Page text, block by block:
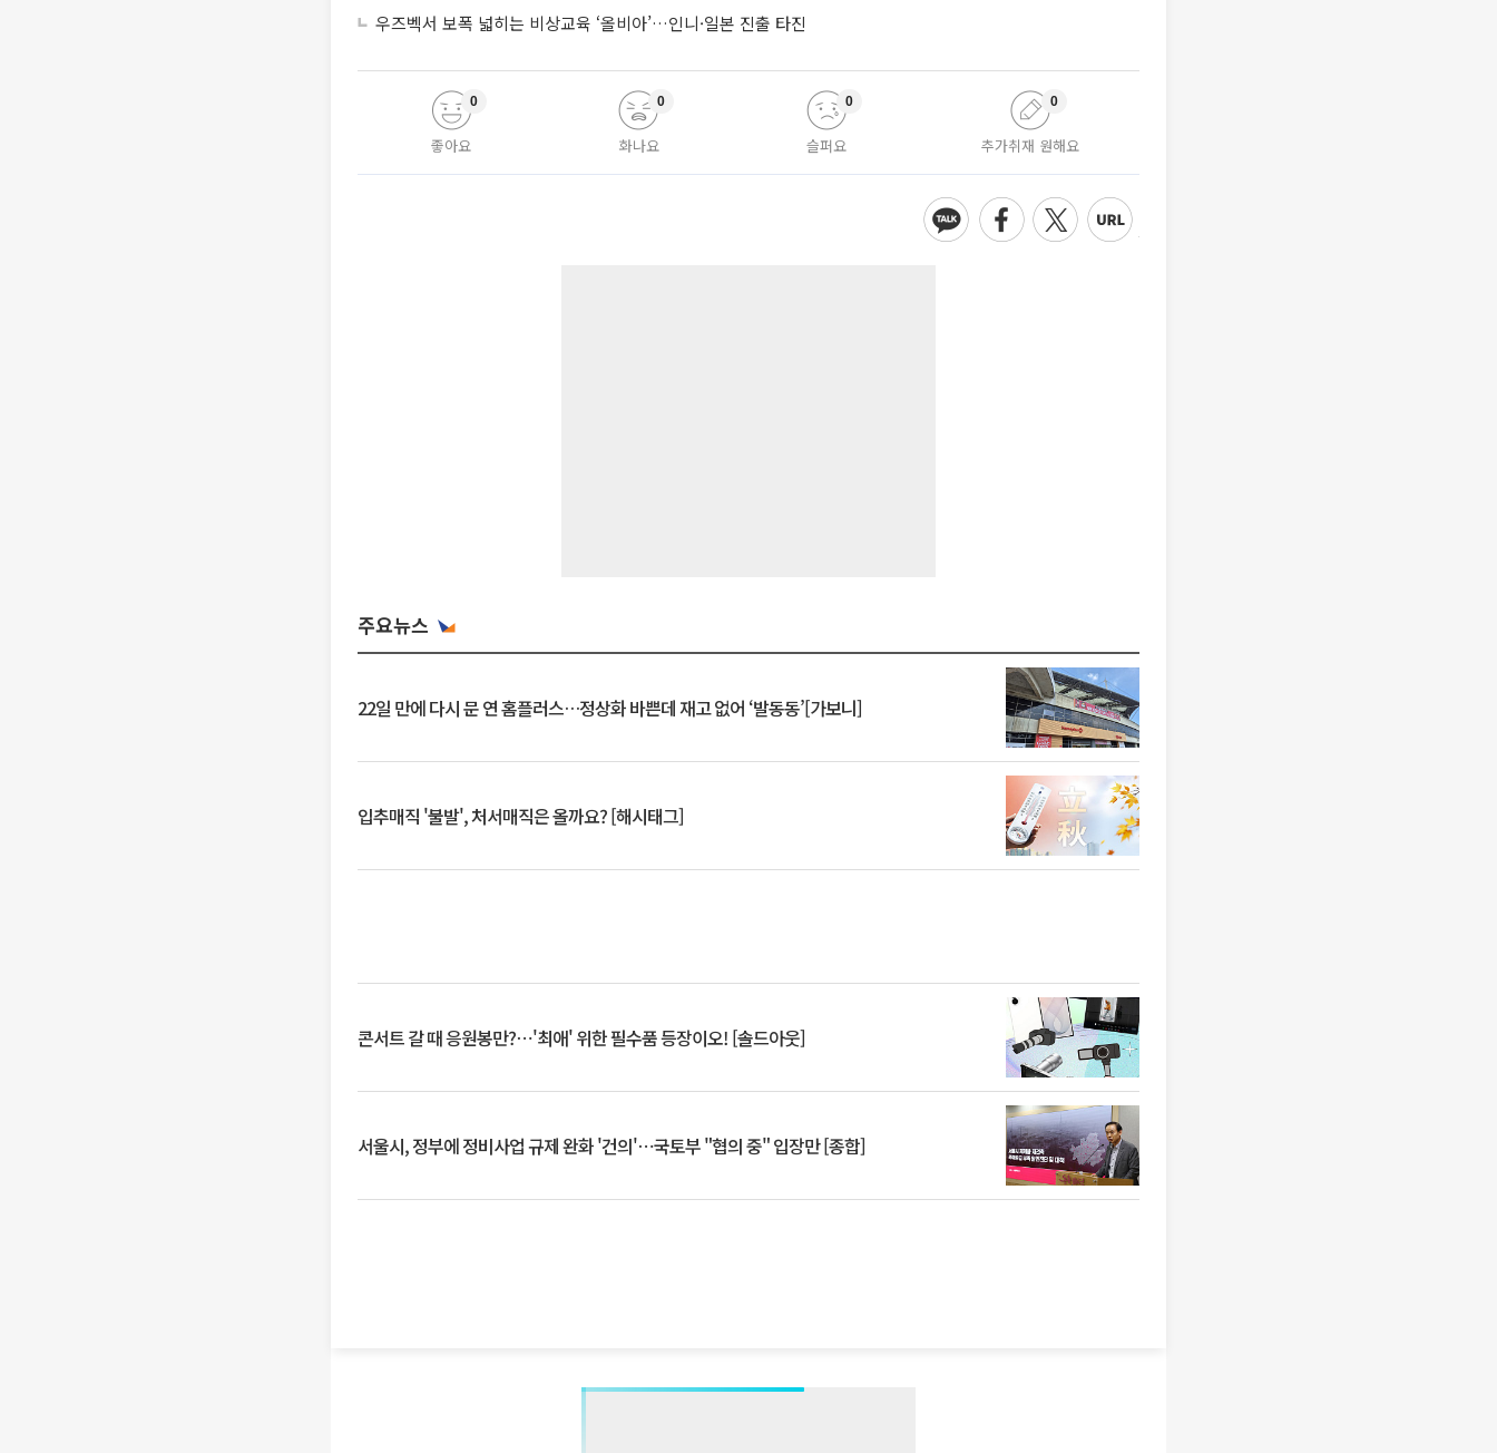
우즈벡서 보폭 넓히는 비상교육 ‘올비아’…인니·일본 진출 타진
좋아요
0
화나요
0
슬퍼요
0
추가취재 원해요
0
주요뉴스
22일 만에 다시 문 연 홈플러스…정상화 바쁜데 재고 없어 ‘발동동’[가보니]
입추매직 '불발', 처서매직은 올까요? [해시태그]
콘서트 갈 때 응원봉만?⋯'최애' 위한 필수품 등장이오! [솔드아웃]
서울시, 정부에 정비사업 규제 완화 '건의'⋯국토부 "협의 중" 입장만 [종합]